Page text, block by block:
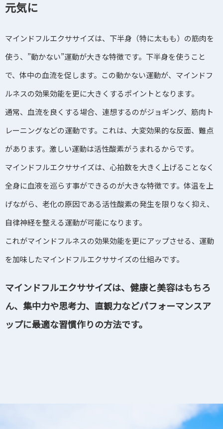
元気に
マインドフルエクササイズは、下半身（特に太もも）の筋肉を
使う、”動かない”運動が大きな特徴です。下半身を使うこと
で、体中の血流を促します。この動かない運動が、マインドフ
ルネスの効果効能を更に大きくするポイントとなります。
通常、血流を良くする場合、連想するのがジョギング、筋肉ト
レーニングなどの運動です。これは、大変効果的な反面、難点
があります。激しい運動は活性酸素がうまれるからです。
マインドフルエクササイズは、心拍数を大きく上げることなく
全身に血液を巡らす事ができるのが大きな特徴です。体温を上
げながら、老化の原因である活性酸素の発生を限りなく抑え、
自律神経を整える運動が可能になります。
これがマインドフルネスの効果効能を更にアップさせる、運動
を加味したマインドフルエクササイズの仕組みです。
マインドフルエクササイズは、 健康と美容はもちろ
ん、集中力や思考力、直観力などパフォーマンスア
ップに最適な習慣作りの方法です。